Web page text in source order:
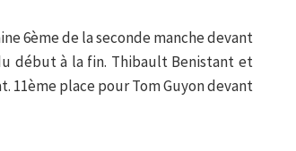
6ème de la seconde manche devant
début à la fin. Thibault Benistant et
place pour Tom Guyon devant